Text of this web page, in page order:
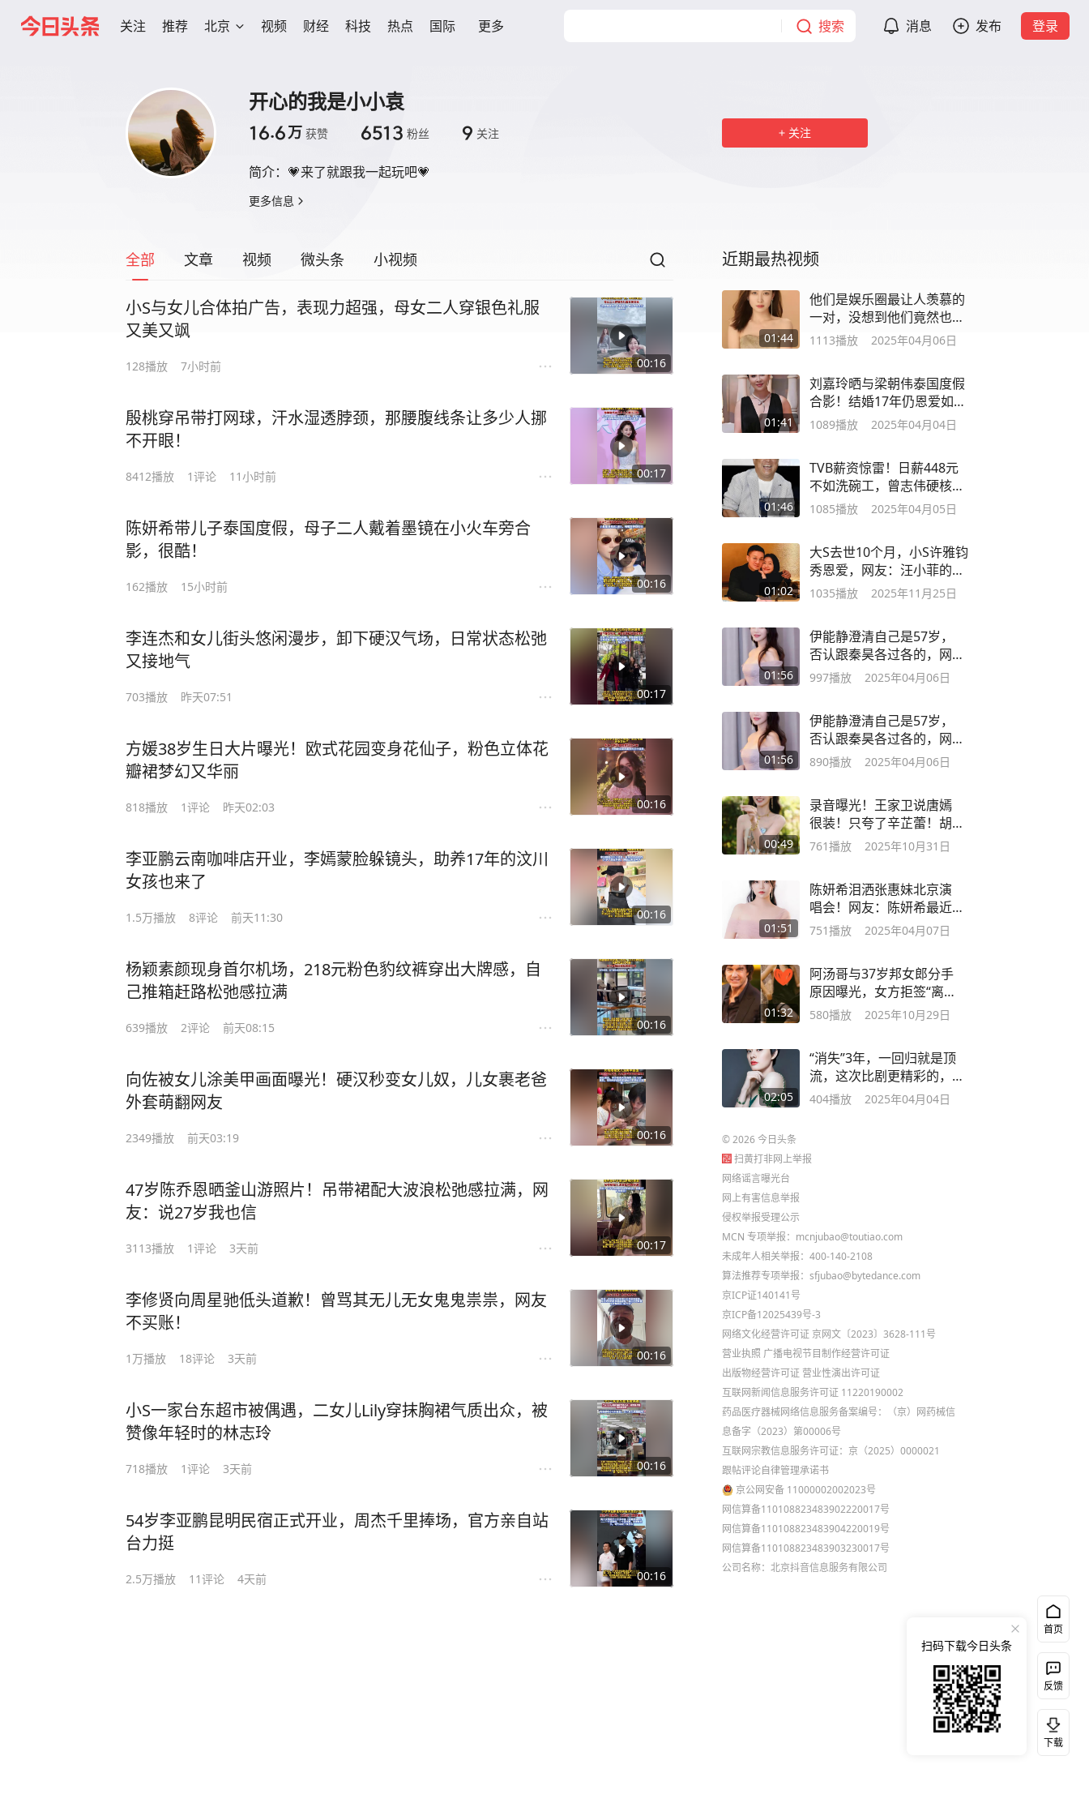
关注 推荐 北京 视频 财经 科技 热点 国际 更多 搜索 消息 发布 登录
开心的我是小小袁
16.6万 获赞 6513 粉丝 9 关注
简介： 💗来了就跟我一起玩吧💗
更多信息
关注
全部 文章 视频 微头条 小视频
00:16
小S与女儿合体拍广告，表现力超强，母女二人穿银色礼服
又美又飒
128播放 7小时前
00:17
殷桃穿吊带打网球，汗水湿透脖颈，那腰腹线条让多少人挪
不开眼！
8412播放 1评论 11小时前
00:16
陈妍希带儿子泰国度假，母子二人戴着墨镜在小火车旁合
影，很酷！
162播放 15小时前
00:17
李连杰和女儿街头悠闲漫步，卸下硬汉气场，日常状态松弛
又接地气
703播放 昨天07:51
00:16
方媛38岁生日大片曝光！欧式花园变身花仙子，粉色立体花
瓣裙梦幻又华丽
818播放 1评论 昨天02:03
00:16
李亚鹏云南咖啡店开业，李嫣蒙脸躲镜头，助养17年的汶川
女孩也来了
1.5万播放 8评论 前天11:30
00:16
杨颖素颜现身首尔机场，218元粉色豹纹裤穿出大牌感，自
己推箱赶路松弛感拉满
639播放 2评论 前天08:15
00:16
向佐被女儿涂美甲画面曝光！硬汉秒变女儿奴，儿女裹老爸
外套萌翻网友
2349播放 前天03:19
00:17
47岁陈乔恩晒釜山游照片！吊带裙配大波浪松弛感拉满，网
友：说27岁我也信
3113播放 1评论 3天前
00:16
李修贤向周星驰低头道歉！曾骂其无儿无女鬼鬼祟祟，网友
不买账！
1万播放 18评论 3天前
00:16
小S一家台东超市被偶遇，二女儿Lily穿抹胸裙气质出众，被
赞像年轻时的林志玲
718播放 1评论 3天前
00:16
54岁李亚鹏昆明民宿正式开业，周杰千里捧场，官方亲自站
台力挺
2.5万播放 11评论 4天前
近期最热视频
01:44
他们是娱乐圈最让人羡慕的
一对，没想到他们竟然也宣
布离婚了！
1113播放 2025年04月06日
01:41
刘嘉玲晒与梁朝伟泰国度假
合影！结婚17年仍恩爱如
初！
1089播放 2025年04月04日
01:46
TVB薪资惊雷！日薪448元
不如洗碗工，曾志伟硬核回
应惹众怒
1085播放 2025年04月05日
01:02
大S去世10个月，小S许雅钧
秀恩爱，网友：汪小菲的话
终于有人信了
1035播放 2025年11月25日
01:56
伊能静澄清自己是57岁，
否认跟秦昊各过各的，网
友：结果都那样
997播放 2025年04月06日
01:56
伊能静澄清自己是57岁，
否认跟秦昊各过各的，网
友：结果都那样
890播放 2025年04月06日
00:49
录音曝光！王家卫说唐嫣
很装！只夸了辛芷蕾！胡
歌逃过一劫？
761播放 2025年10月31日
01:51
陈妍希泪洒张惠妹北京演
唱会！网友：陈妍希最近
到处听演唱会疗伤
751播放 2025年04月07日
01:32
阿汤哥与37岁邦女郎分手
原因曝光，女方拒签“离谱”
的婚前协议！
580播放 2025年10月29日
02:05
“消失”3年，一回归就是顶
流，这次比剧更精彩的，
是孙俪的脸！
404播放 2025年04月04日
©2026今日头条
扫黄打非网上举报
网络谣言曝光台
网上有害信息举报
侵权举报受理公示
MCN 专项举报：mcnjubao@toutiao.com
未成年人相关举报：400-140-2108
算法推荐专项举报：sfjubao@bytedance.com
京ICP证140141号
京ICP备12025439号-3
网络文化经营许可证 京网文〔2023〕3628-111号
营业执照 广播电视节目制作经营许可证
出版物经营许可证 营业性演出许可证
互联网新闻信息服务许可证 11220190002
药品医疗器械网络信息服务备案编号：（京）网药械信
息备字（2023）第00006号
互联网宗教信息服务许可证：京（2025）0000021
跟帖评论自律管理承诺书
京公网安备 11000002002023号
网信算备110108823483902220017号
网信算备110108823483904220019号
网信算备110108823483903230017号
公司名称：北京抖音信息服务有限公司
首页
反馈
下载
扫码下载今日头条